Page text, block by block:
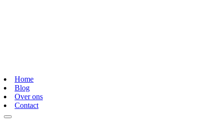
Home
Blog
Over ons
Contact